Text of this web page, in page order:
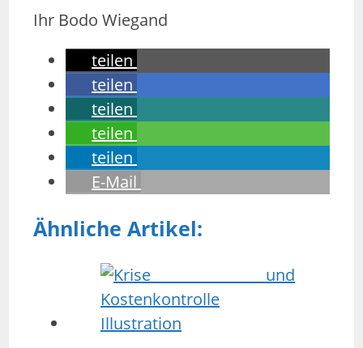
Ihr Bodo Wiegand
teilen
teilen
teilen
teilen
teilen
E-Mail
Ähnliche Artikel: